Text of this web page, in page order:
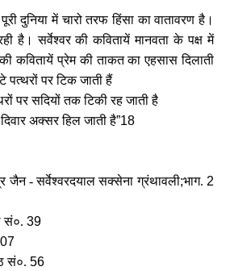
दुनिया में चारो तरफ हिंसा का वातावरण है।
है। सर्वेश्वर की कवितायें मानवता के पक्ष में
कवितायें प्रेम की ताकत का एहसास दिलाती
पत्थरों पर टिक जाती हैं
पर सदियों तक टिकी रह जाती है
अक्सर हिल जाती है”18
जैन - सर्वेश्वरदयाल सक्सेना ग्रंथावली;भाग. 2
सं०. 39
सं०. 56